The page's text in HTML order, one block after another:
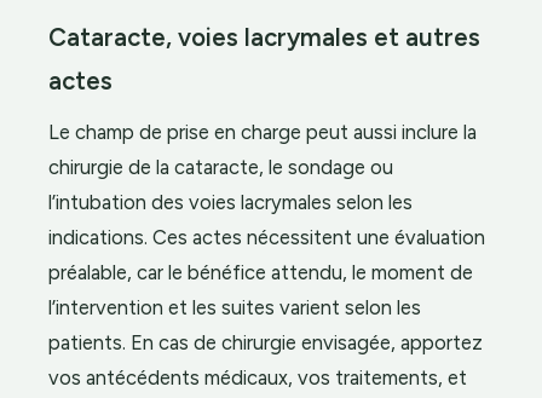
Cataracte, voies lacrymales et autres
actes
Le champ de prise en charge peut aussi inclure la
chirurgie de la cataracte, le sondage ou
l’intubation des voies lacrymales selon les
indications. Ces actes nécessitent une évaluation
préalable, car le bénéfice attendu, le moment de
l’intervention et les suites varient selon les
patients. En cas de chirurgie envisagée, apportez
vos antécédents médicaux, vos traitements, et